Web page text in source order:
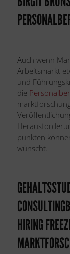
Auch wenn
Arbeitsmarkt
und
die
punkten
wünscht.
HIRING